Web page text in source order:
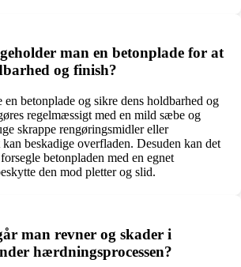
man en betonplade for at
og finish?
betonplade og sikre dens holdbarhed og
regelmæssigt med en mild sæbe og
skrappe rengøringsmidler eller
beskadige overfladen. Desuden kan det
betonpladen med en egnet
den mod pletter og slid.
man revner og skader i
hærdningsprocessen?